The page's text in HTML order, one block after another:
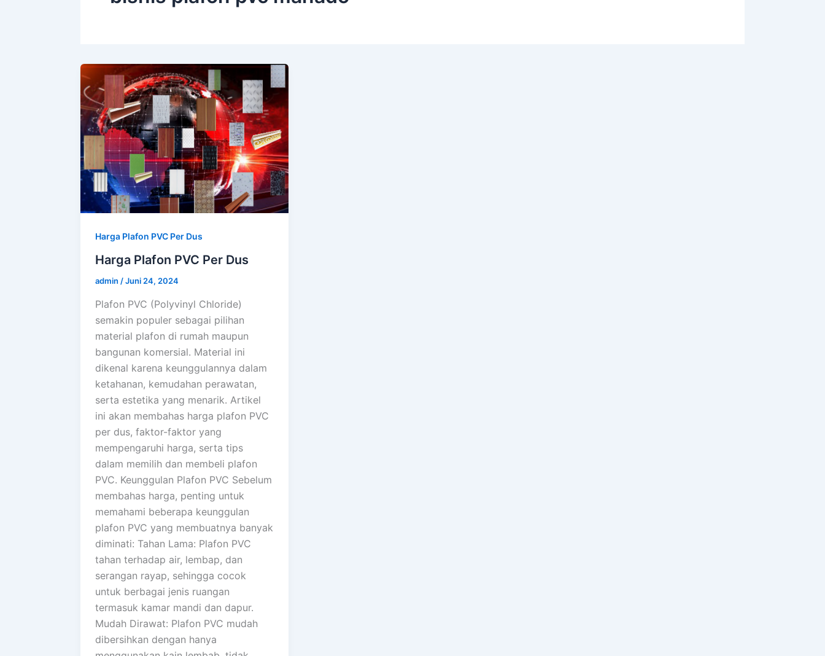
Harga Plafon PVC Per Dus
Harga Plafon PVC Per Dus
admin /Juni 24, 2024
Plafon PVC (Polyvinyl Chloride)
semakin populer sebagai pilihan
material plafon di rumah maupun
bangunan komersial. Material ini
dikenal karena keunggulannya dalam
ketahanan, kemudahan perawatan,
serta estetika yang menarik. Artikel
ini akan membahas harga plafon PVC
per dus, faktor-faktor yang
mempengaruhi harga, serta tips
dalam memilih dan membeli plafon
PVC. Keunggulan Plafon PVC Sebelum
membahas harga, penting untuk
memahami beberapa keunggulan
plafon PVC yang membuatnya banyak
diminati: Tahan Lama: Plafon PVC
tahan terhadap air, lembap, dan
serangan rayap, sehingga cocok
untuk berbagai jenis ruangan
termasuk kamar mandi dan dapur.
Mudah Dirawat: Plafon PVC mudah
dibersihkan dengan hanya